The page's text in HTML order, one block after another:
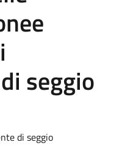
seggio
di seggio